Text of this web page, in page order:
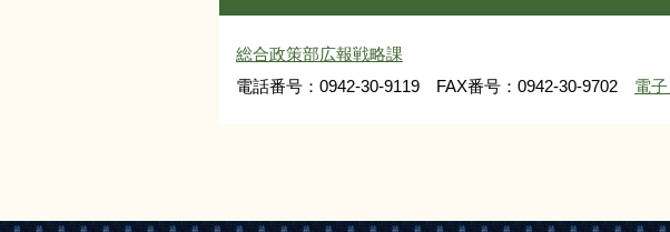
総合政策部広報戦略課
電話番号：0942-30-9119 FAX番号：0942-30-9702 電